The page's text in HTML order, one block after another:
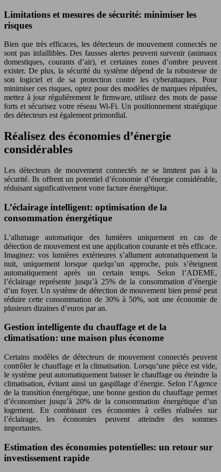
Limitations et mesures de sécurité: minimiser les
risques
Bien que très efficaces, les détecteurs de mouvement connectés ne
sont pas infaillibles. Des fausses alertes peuvent survenir (animaux
domestiques, courants d’air), et certaines zones d’ombre peuvent
exister. De plus, la sécurité du système dépend de la robustesse de
son logiciel et de sa protection contre les cyberattaques. Pour
minimiser ces risques, optez pour des modèles de marques réputées,
mettez à jour régulièrement le firmware, utilisez des mots de passe
forts et sécurisez votre réseau Wi-Fi. Un positionnement stratégique
des détecteurs est également primordial.
Réalisez des économies d’énergie
considérables
Les détecteurs de mouvement connectés ne se limitent pas à la
sécurité. Ils offrent un potentiel d’économie d’énergie considérable,
réduisant significativement votre facture énergétique.
L’éclairage intelligent: optimisation de la
consommation énergétique
L’allumage automatique des lumières uniquement en cas de
détection de mouvement est une application courante et très efficace.
Imaginez: vos lumières extérieures s’allument automatiquement la
nuit, uniquement lorsque quelqu’un approche, puis s’éteignent
automatiquement après un certain temps. Selon l’ADEME,
l’éclairage représente jusqu’à 25% de la consommation d’énergie
d’un foyer. Un système de détection de mouvement bien pensé peut
réduire cette consommation de 30% à 50%, soit une économie de
plusieurs dizaines d’euros par an.
Gestion intelligente du chauffage et de la
climatisation: une maison plus économe
Certains modèles de détecteurs de mouvement connectés peuvent
contrôler le chauffage et la climatisation. Lorsqu’une pièce est vide,
le système peut automatiquement baisser le chauffage ou éteindre la
climatisation, évitant ainsi un gaspillage d’énergie. Selon l’Agence
de la transition énergétique, une bonne gestion du chauffage permet
d’économiser jusqu’à 20% de la consommation énergétique d’un
logement. En combinant ces économies à celles réalisées sur
l’éclairage, les économies peuvent atteindre des sommes
importantes.
Estimation des économies potentielles: un retour sur
investissement rapide